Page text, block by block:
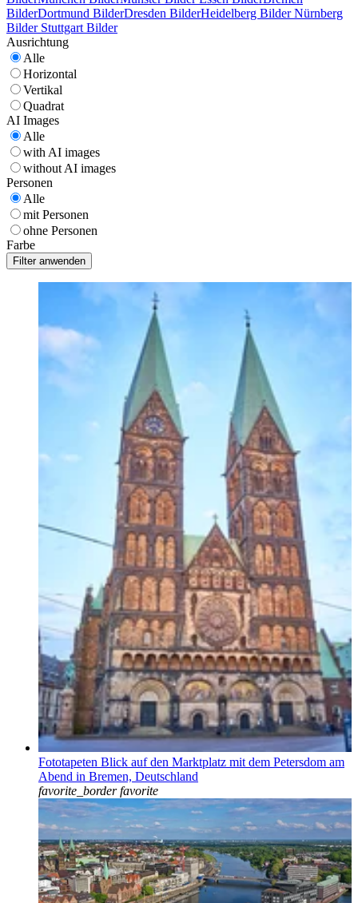
BilderDortmund BilderDresden BilderHeidelberg BilderNürnberg
Bilder Stuttgart Bilder
Ausrichtung
Alle
Horizontal
Vertikal
Quadrat
AI Images
Alle
with AI images
without AI images
Personen
Alle
mit Personen
ohne Personen
Farbe
Fototapeten Blick auf den Marktplatz mit dem Petersdom am
Abend in Bremen, Deutschland
favorite_border favorite